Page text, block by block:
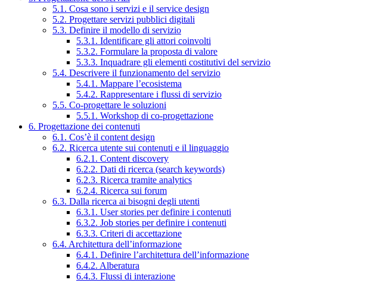
5.1. Cosa sono i servizi e il service design
5.2. Progettare servizi pubblici digitali
5.3. Definire il modello di servizio
5.3.1. Identificare gli attori coinvolti
5.3.2. Formulare la proposta di valore
5.3.3. Inquadrare gli elementi costitutivi del servizio
5.4. Descrivere il funzionamento del servizio
5.4.1. Mappare l’ecosistema
5.4.2. Rappresentare i flussi di servizio
5.5. Co-progettare le soluzioni
5.5.1. Workshop di co-progettazione
6. Progettazione dei contenuti
6.1. Cos’è il content design
6.2. Ricerca utente sui contenuti e il linguaggio
6.2.1. Content discovery
6.2.2. Dati di ricerca (search keywords)
6.2.3. Ricerca tramite analytics
6.2.4. Ricerca sui forum
6.3. Dalla ricerca ai bisogni degli utenti
6.3.1. User stories per definire i contenuti
6.3.2. Job stories per definire i contenuti
6.3.3. Criteri di accettazione
6.4. Architettura dell’informazione
6.4.1. Definire l’architettura dell’informazione
6.4.2. Alberatura
6.4.3. Flussi di interazione